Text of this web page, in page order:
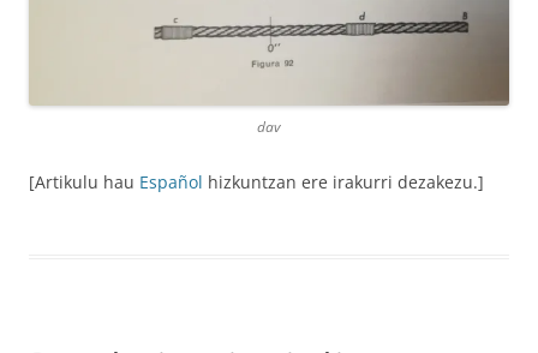
dav
[Artikulu hau Español hizkuntzan ere irakurri dezakezu.]